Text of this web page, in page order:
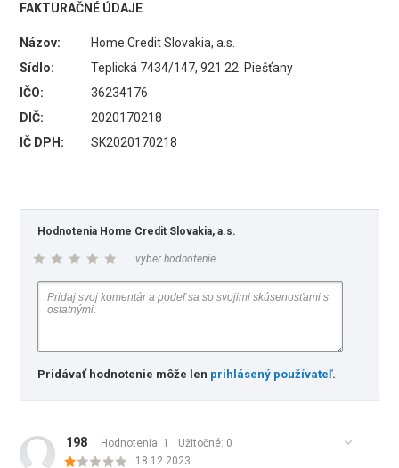
FAKTURAČNÉ ÚDAJE
Názov:
Home Credit Slovakia, a.s.
Sídlo:
Teplická 7434/147, 921 22 Piešťany
IČO:
36234176
DIČ:
2020170218
IČ DPH:
SK2020170218
Hodnotenia Home Credit Slovakia, a.s.
vyber hodnotenie
Pridávať hodnotenie môže len prihlásený používateľ.
198 Hodnotenia: 1 Užitočné: 0
18.12.2023